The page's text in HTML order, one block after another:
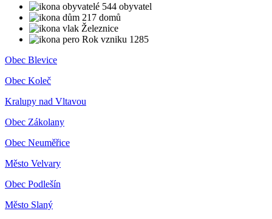
544 obyvatel
217 domů
Železnice
Rok vzniku 1285
Obec Blevice
Obec Koleč
Kralupy nad Vltavou
Obec Zákolany
Obec Neuměřice
Město Velvary
Obec Podlešín
Město Slaný